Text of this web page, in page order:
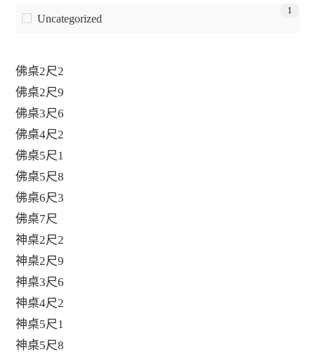
Uncategorized
1
佛桌2尺2
佛桌2尺9
佛桌3尺6
佛桌4尺2
佛桌5尺1
佛桌5尺8
佛桌6尺3
佛桌7尺
神桌2尺2
神桌2尺9
神桌3尺6
神桌4尺2
神桌5尺1
神桌5尺8